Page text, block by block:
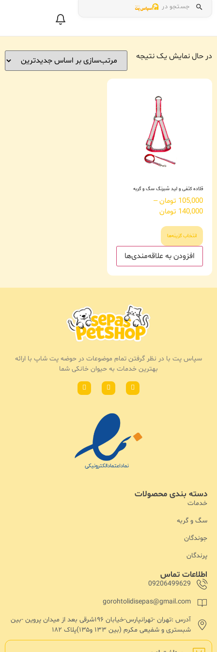
جستجو در
در حال نمایش یک نتیجه
قلاده کتفی و لید شبرنگ سگ و گربه
105,000 تومان–
140,000 تومان
انتخاب گزینه‌ها
افزودن به علاقه‌مندی‌ها
اطلاعات تماس
09206499629
gorohtolidisepas@gmail.com
آدرس :تهران -تهرانپارس-خیابان ۱۹۶شرقی بعد از میدان پروین -بین
شبستری و شفیعی مکرم (بین ۱۳۳ و۱۳۵)پلاک ۱۸۲
دسته بندی محصولات
خدمات
سگ و گربه
جوندگان
پرندگان
سپاس پت با در نظر گرفتن تمام موضوعات در حوضه پت شاپ با ارائه
بهترین خدمات به حیوان خانکی شما